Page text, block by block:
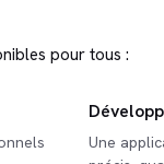
pour tous :
Une